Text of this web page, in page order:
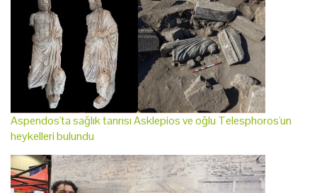
Aspendos'ta sağlık tanrısı Asklepios ve oğlu Telesphoros'un
heykelleri bulundu